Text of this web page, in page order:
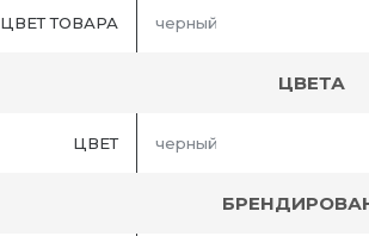
ЦВЕТ ТОВАРА черный
ЦВЕТА
ЦВЕТ черный